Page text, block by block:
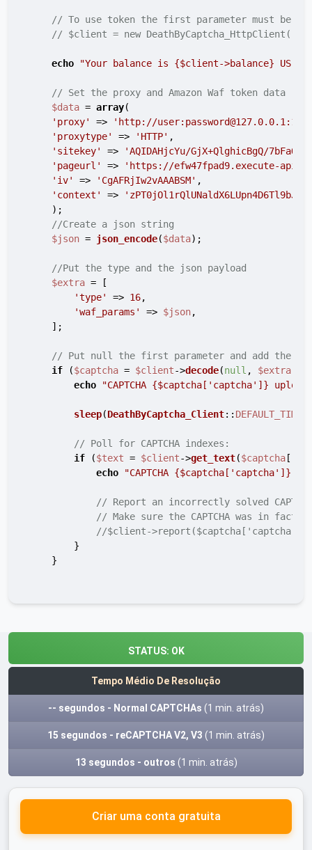
// To use token the first parameter must be
// $client = new
echo "Your balance is {$client->balance} US
// Set the proxy and Amazon Waf token data
$data = array(
'proxy'
=>
'http://
'proxytype'
=> 'HTTP' ,
'sitekey'
=>
'AQIDAHjcYu/GjX+QlghicBgQ/
'pageurl'
=>
'https://efw47fpad9.execute-
'iv'
=> 'CgAFRjIw2vAAABSM' ,
'context'
=>
    );
//Create a json string
$json = json_encode($data);
//Put the type and the json payload
$extra = [
'type'
=> 16,
'waf_params'
=> $json,
    ];
// Put null the first parameter and add the
if ($captcha = $client->decode(null , $extra
echo
"CAPTCHA {$captcha['captcha']}
sleep(DeathByCaptcha_Client::
// Poll for CAPTCHA indexes:
if ($text = $client->get_text($captcha [
echo
"CAPTCHA {$captcha['captcha']}
// Report an incorrectly solved
// Make sure the CAPTCHA was in fact
//$client-
        }
    }
STATUS: OK
Tempo Médio De Resolução
-- segundos - Normal CAPTCHAs (1 min. atrás)
15 segundos - reCAPTCHA V2, V3 (1 min. atrás)
13 segundos - outros (1 min. atrás)
Criar uma conta gratuita